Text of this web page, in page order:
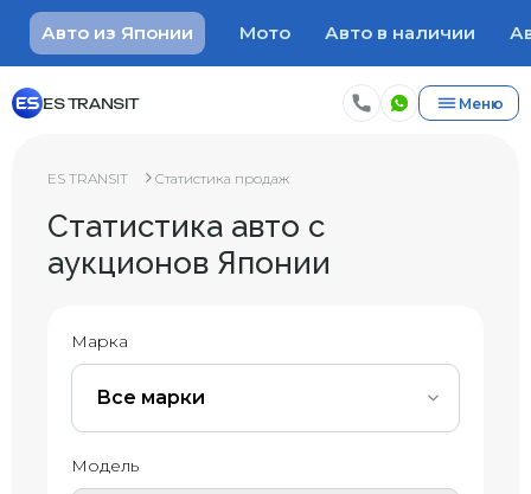
Авто из Японии Мото Авто в наличии
ES TRANSIT Меню
ES TRANSIT Статистика продаж
Статистика авто с
аукционов Японии
Марка
Все марки
Модель